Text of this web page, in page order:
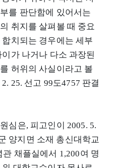
를 판단함에 있어서는
취지를 살펴볼 때 중요
치되는 경우에는 세부
가 나거나 다소 과장된
허위의 사실이라고 볼
25. 선고 99도4757 판결
심은, 피고인이 2005. 5.
양지면 소재 총신대학교
채플실에서 1,200여 명